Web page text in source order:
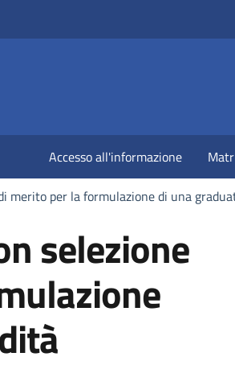
Accesso all'informazione
merito per la formulazione di una
selezione